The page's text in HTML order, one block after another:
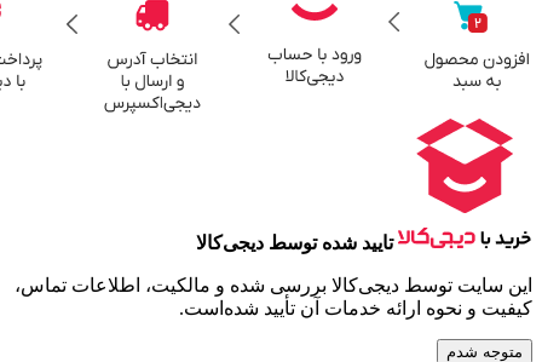
تایید شده توسط دیجی‌کالا
دیجی‌کالا بررسی شده و مالکیت، اطلاعات تماس،
ارائه خدمات آن تأیید شده‌است.